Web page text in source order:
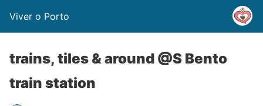
Viver o Porto
trains, tiles & around @S Bento
train station